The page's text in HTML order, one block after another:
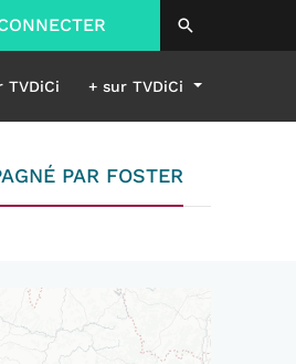
TVDiCi + sur TVDiCi
PAR FOSTER